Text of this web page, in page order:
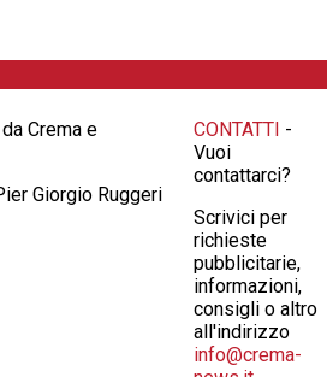
Crema e
Giorgio Ruggeri
CONTATTI -
Vuoi
contattarci?
Scrivici per
richieste
pubblicitarie,
informazioni,
consigli o altro
all'indirizzo
info@crema-